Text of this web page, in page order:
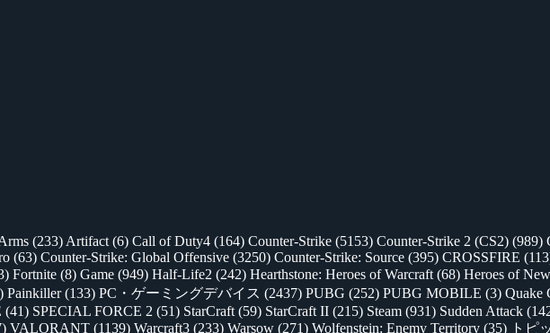
(233) Artifact (6) Call of Duty4 (164) Counter-Strike (5153) Counter-Strike 2 (CS2) (989)
(63) Counter-Strike: Global Offensive (3250) Counter-Strike: Source (395) CROSSFIRE
Fortnite (8) Game (949) Half-Life2 (242) Hearthstone: Heroes of Warcraft (68) Heroes of
Painkiller(133) PC・ゲーミングデバイス (2437) PUBG (252) PUBG MOBILE (3) Quake
(41) SPECIAL FORCE 2 (51) StarCraft (59) StarCraft II (215) Steam (931) Sudden Attack
VALORANT (1139) Warcraft3 (233) Warsow (271) Wolfenstein: Enemy Territory (35) トピ